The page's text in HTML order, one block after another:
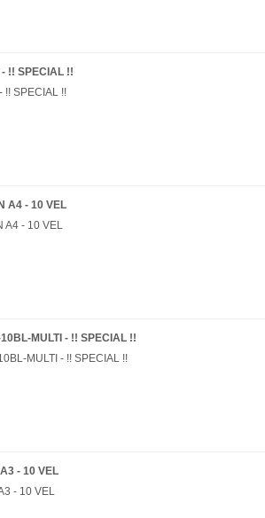
!! SPECIAL !!
!! SPECIAL !!
A4 - 10 VEL
A4 - 10 VEL
MULTI - !! SPECIAL !!
MULTI - !! SPECIAL !!
- 10 VEL
- 10 VEL